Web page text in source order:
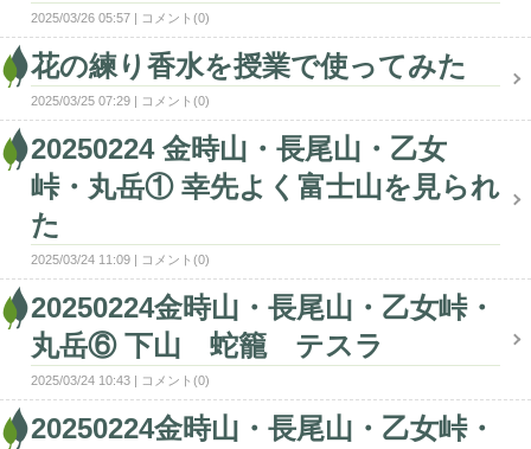
2025/03/26 05:57 コメント(0)
花の練り香水を授業で使ってみた
2025/03/25 07:29 コメント(0)
20250224 金時山・長尾山・乙女
峠・丸岳① 幸先よく富士山を見られ
た
2025/03/24 11:09 コメント(0)
20250224金時山・長尾山・乙女峠・
丸岳⑥ 下山 蛇籠 テスラ
2025/03/24 10:43 コメント(0)
20250224金時山・長尾山・乙女峠・